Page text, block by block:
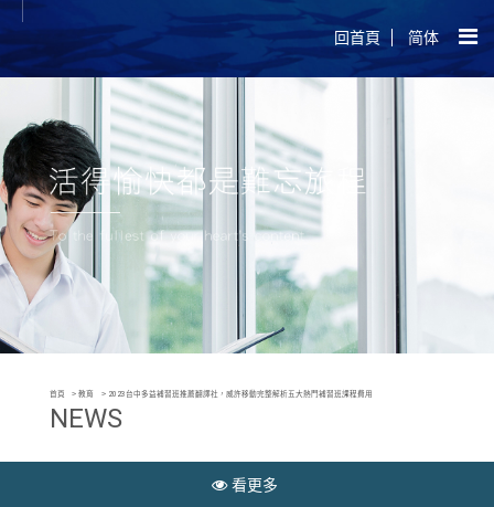
回首頁 简体
首頁 教育 2023台中多益補習班推薦翻譯社，威許移動完整解析五大熱門補習班課程費用
NEWS
看更多